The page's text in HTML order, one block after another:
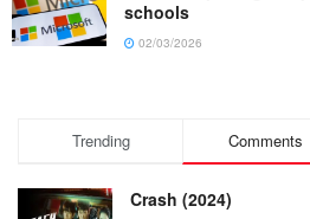
schools
02/03/2026
Trending Comments
Crash (2024)